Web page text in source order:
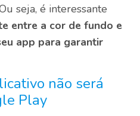
seja, é interessante
entre a cor de fundo e
app para garantir
não será
Play